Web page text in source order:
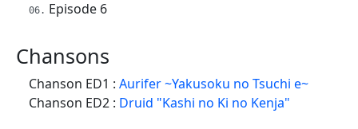
Episode 6
Chansons
Chanson ED1 : Aurifer ~Yakusoku no Tsuchi e~
Chanson ED2 : Druid "Kashi no Ki no Kenja"